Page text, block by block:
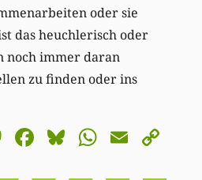
oder sie
das heuchlerisch oder
noch immer daran
zu finden oder ins
Mastodon
Facebook
BlueskyEmail